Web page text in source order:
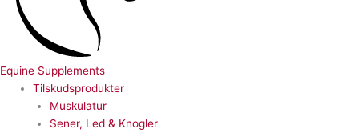
Equine Supplements
Tilskudsprodukter
Muskulatur
Sener, Led & Knogler